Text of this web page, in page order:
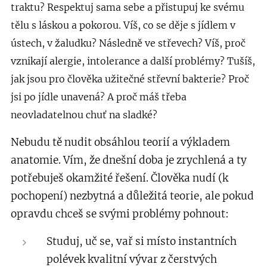
traktu? Respektuj sama sebe a přistupuj ke svému
tělu s láskou a pokorou. Víš, co se děje s jídlem v
ústech, v žaludku? Následně ve střevech? Víš, proč
vznikají alergie, intolerance a další problémy? Tušíš,
jak jsou pro člověka užitečné střevní bakterie? Proč
jsi po jídle unavená? A proč máš třeba
neovladatelnou chuť na sladké?
Nebudu tě nudit obsáhlou teorií a výkladem
anatomie. Vím, že dnešní doba je zrychlená a ty
potřebuješ okamžité řešení. Člověka nudí (k
pochopení) nezbytná a důležitá teorie, ale pokud
opravdu chceš se svými problémy pohnout:
Studuj, uč se, vař si místo instantních
polévek kvalitní vývar z čerstvých